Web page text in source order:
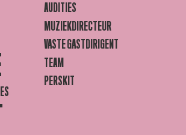
AUDITIES
MUZIEKDIRECTEUR
VASTE GASTDIRIGENT
TEAM
PERSKIT